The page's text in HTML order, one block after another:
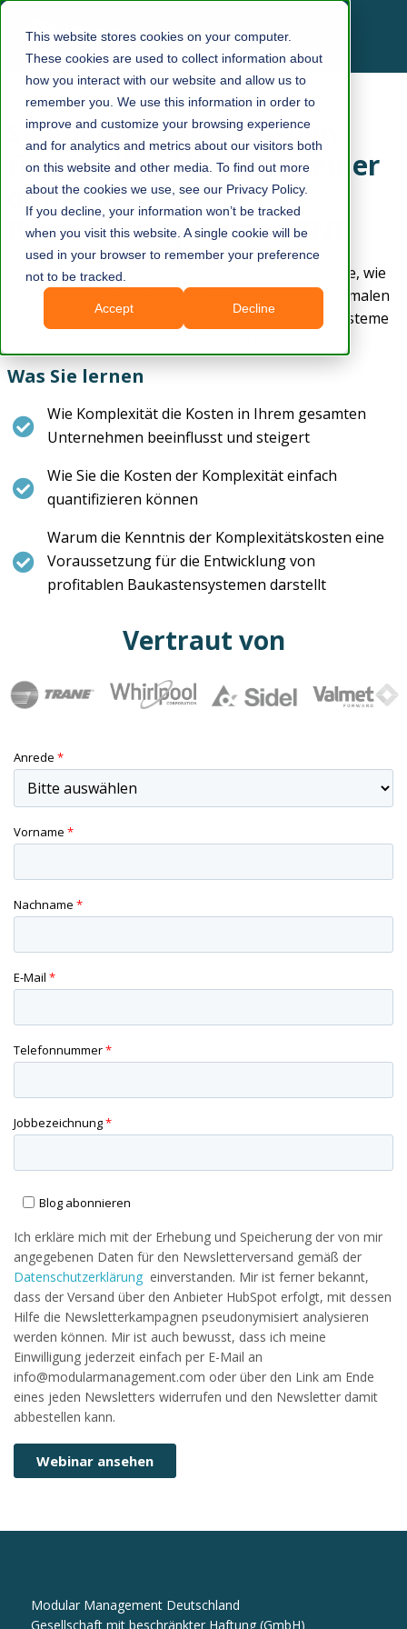
This website stores cookies on your computer.
These cookies are used to collect information about
how you interact with our website and allow us to
remember you. We use this information in order to
improve and customize your browsing experience
and for analytics and metrics about our visitors both
on this website and other media. To find out more
about the cookies we use, see our Privacy Policy.
If you decline, your information won’t be tracked
when you visit this website. A single cookie will be
used in your browser to remember your preference
not to be tracked.
Accept Decline
So quantifizieren Sie den
finanziellen Mehrwert einer
optimalen
Produktkomplexität [EN]
Im zweiten Teil unserer Webinar Serie erfahren Sie, wie
Sie den finanziellen Mehrwert & Nutzen einer optimalen
Produktkomplexität durch modulare Baukastensysteme
Was Sie lernen
Wie Komplexität die Kosten in Ihrem gesamten
Unternehmen beeinflusst und steigert
Wie Sie die Kosten der Komplexität einfach
quantifizieren können
Warum die Kenntnis der Komplexitätskosten eine
Voraussetzung für die Entwicklung von
profitablen Baukastensystemen darstellt
Vertraut von
Anrede *
Vorname *
Nachname *
E-Mail *
Telefonnummer*
Jobbezeichnung*
Blog abonnieren
Ich erkläre mich mit der Erhebung und Speicherung der von mir
angegebenen Daten für den Newsletterversand gemäß der
Datenschutzerklärung einverstanden. Mir ist ferner bekannt,
dass der Versand über den Anbieter HubSpot erfolgt, mit dessen
Hilfe die Newsletterkampagnen pseudonymisiert analysieren
werden können. Mir ist auch bewusst, dass ich meine
Einwilligung jederzeit einfach per E-Mail an
info@modularmanagement.com oder über den Link am Ende
eines jeden Newsletters widerrufen und den Newsletter damit
abbestellen kann.
Modular Management Deutschland
Gesellschaft mit beschränkter Haftung (GmbH)